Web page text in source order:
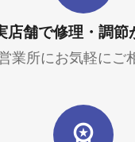
店舗で修理・調節
業所にお気軽にご